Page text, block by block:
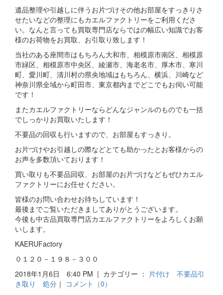
遺品整理や引越しに伴うお片づけその他お部屋をすっきりさ
せたいなどの整理にもカエルファクトリーをご利用くださ
い。なんと言っても買取専門店ならではの幅広い知識でお客
様のお荷物をお買取、お引取り致します！
当社のある座間市はもちろん大和市、相模原市南区、相模原
市緑区、相模原市中央区、綾瀬市、海老名市、厚木市、寒川
町、愛川町、清川村の県央地域はもちろん、横浜、川崎など
神奈川県全域から町田市、東京都内までどこでもお伺い可能
です！
またカエルファクトリーならどんなジャンルのものでも一括
でしっかりお買取いたします！
不要品の回収も行いますので、お部屋もすっきり。
お片づけやお引越しの際などとても助かったとお客様からの
お声を多数頂いております！
買い取りも不要品回収、お部屋のお片づけなどもぜひカエル
ファクトリーにお任せください。
皆様のお問い合わせお待ちしています！
最後までご覧いただきましてありがとうございます。
今後も中古品買取専門店カエルファクトリーをよろしくお願
いします。
KAERUFactory
０１２０－１９８－３００
2018年1月6日 6:40 PM | カテゴリー ： 片付け 不要品引
き取り 処分 ｜ コメント（0）